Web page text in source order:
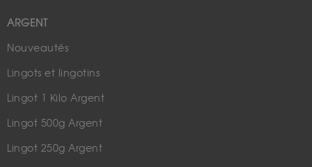
ARGENT
Nouveautés
Lingots et lingotins
Lingot 1 Kilo Argent
Lingot 500g Argent
Lingot 250g Argent